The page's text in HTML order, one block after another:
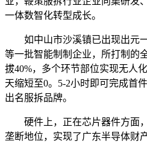
一体数智化转型成长。
如中山市沙溪镇已出现出元
等一批智能制制企业，所打制的
拔40%，多个环节部位实现无人
天缩短至0。5-2小时即可完成首
出名服拆品牌。
硬件上，正在芯片器件方面，
垄断地位，实现了广东半导体财